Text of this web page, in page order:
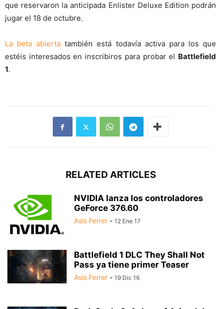
que reservaron la anticipada Enlister Deluxe Edition podrán
jugar el 18 de octubre.
La beta abierta también está todavía activa para los que
estéis interesados en inscribiros para probar el Battlefield
1.
RELATED ARTICLES
NVIDIA lanza los controladores
GeForce 376.60
Asis Ferrer - 12 Ene 17
Battlefield 1 DLC They Shall Not
Pass ya tiene primer Teaser
Asis Ferrer - 19 Dic 16